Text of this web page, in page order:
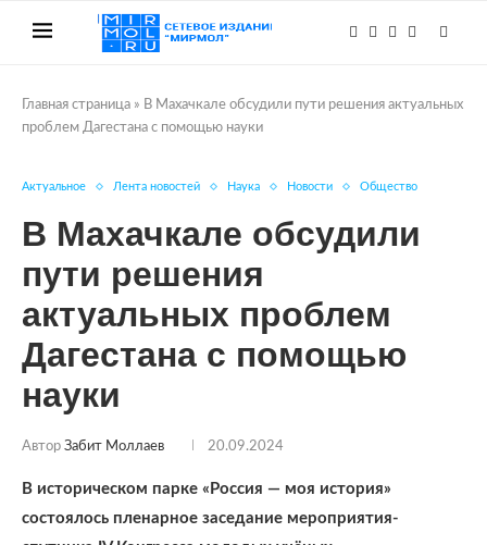
Главная страница » В Махачкале обсудили пути решения актуальных
проблем Дагестана с помощью науки
Актуальное Лента новостей Наука Новости Общество
В Махачкале обсудили
пути решения
актуальных проблем
Дагестана с помощью
науки
Автор Забит Моллаев 20.09.2024
В историческом парке «Россия — моя история»
состоялось пленарное заседание мероприятия-